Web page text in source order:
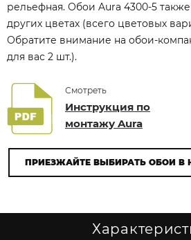
рельефная. Обои Aura 4300-5
других цветах (всего цветовых
Обратите внимание на обои-
для вас 2 шт.).
Смотреть
Инструкция по
монтажу Aura
ПРИЕЗЖАЙТЕ ВЫБИРАТЬ ОБОИ